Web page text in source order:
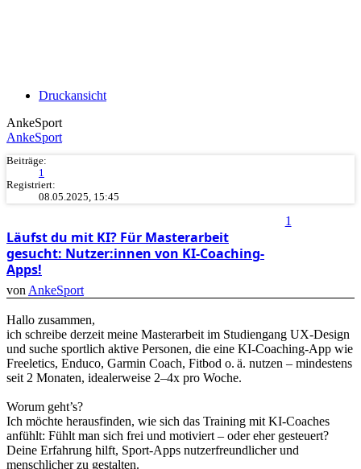
Druckansicht
AnkeSport
AnkeSport
Beiträge:
1
Registriert:
08.05.2025, 15:45
Läufst du mit KI? Für Masterarbeit
gesucht: Nutzer:innen von KI-Coaching-
Apps!
1
von AnkeSport
Hallo zusammen,
ich schreibe derzeit meine Masterarbeit im Studiengang UX-Design
und suche sportlich aktive Personen, die eine KI-Coaching-App wie
Freeletics, Enduco, Garmin Coach, Fitbod o. ä. nutzen – mindestens
seit 2 Monaten, idealerweise 2–4x pro Woche.
Worum geht’s?
Ich möchte herausfinden, wie sich das Training mit KI-Coaches
anfühlt: Fühlt man sich frei und motiviert – oder eher gesteuert?
Deine Erfahrung hilft, Sport-Apps nutzerfreundlicher und
menschlicher zu gestalten.